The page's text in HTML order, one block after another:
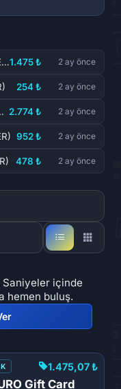
PlayStation 30 EURO Gift Card (GER)1.475 ₺ 2 ay önce
254 ₺ 2 ay önce
(GER) 2.774 ₺ 2 ay önce
952 ₺ 2 ay önce
478 ₺ 2 ay önce
Saniyeler içinde
hemen buluş.
Gift Card
1.475,07 ₺